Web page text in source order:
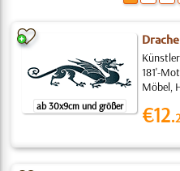
ab 30x9cm und größer
181'-
Möbel,
€12.